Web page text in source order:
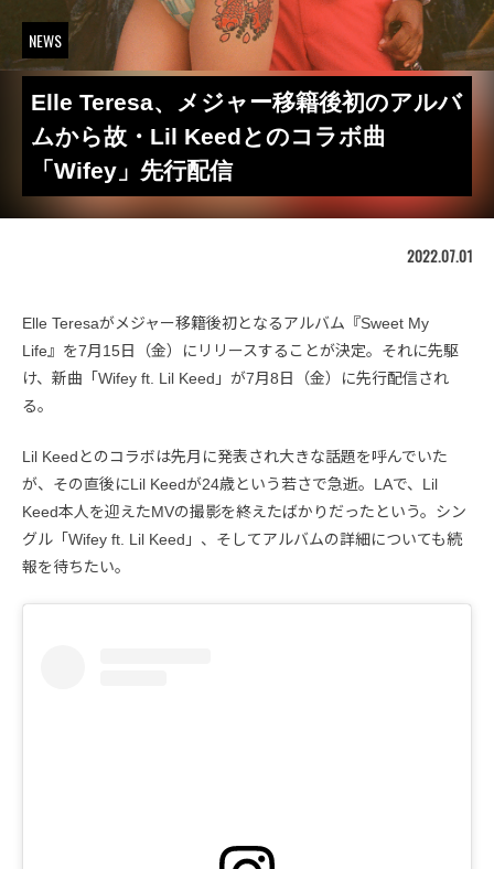
NEWS
Elle Teresa、メジャー移籍後初のアルバ
ムから故・Lil Keedとのコラボ曲
「Wifey」先行配信
2022.07.01
Elle Teresaがメジャー移籍後初となるアルバム『Sweet My
Life』を7月15日（金）にリリースすることが決定。それに先駆
け、新曲「Wifey ft. Lil Keed」が7月8日（金）に先行配信され
る。
Lil Keedとのコラボは先月に発表され大きな話題を呼んでいた
が、その直後にLil Keedが24歳という若さで急逝。LAで、Lil
Keed本人を迎えたMVの撮影を終えたばかりだったという。シン
グル「Wifey ft. Lil Keed」、そしてアルバムの詳細についても続
報を待ちたい。